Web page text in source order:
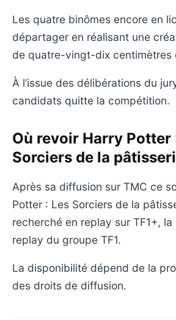
Les quatre binômes encore en
départager en réalisant une
de quatre-vingt-dix centimètres
À l’issue des délibérations du
candidats quitte la compétition.
Où revoir Harry Potter
Sorciers de la
Après sa diffusion sur TMC ce
Potter : Les Sorciers de la
recherché en replay sur TF1+,
replay du groupe TF1.
La disponibilité dépend de la
des droits de diffusion.